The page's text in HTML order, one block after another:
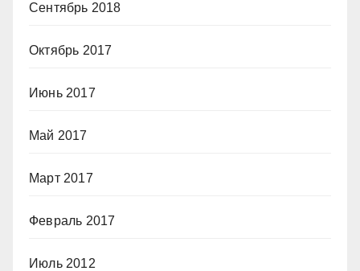
Сентябрь 2018
Октябрь 2017
Июнь 2017
Май 2017
Март 2017
Февраль 2017
Июль 2012